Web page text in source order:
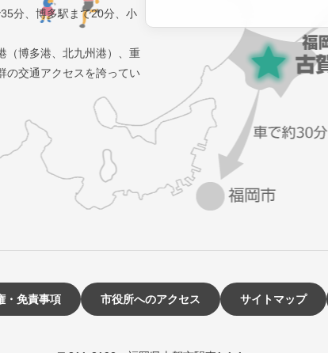
分、博多駅まで20分、小
（博多港、北九州港）、重
の交通アクセスを誇ってい
・免責事項 市役所へのアクセス サイトマップ